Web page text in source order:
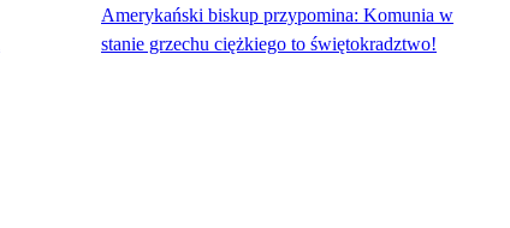
Amerykański biskup przypomina: Komunia w
stanie grzechu ciężkiego to świętokradztwo!